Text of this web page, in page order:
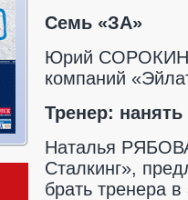
Семь «ЗА»
Юрий СОРОКИН,
компаний
Тренер:
Наталья
Сталкинг»,
брать тренера в